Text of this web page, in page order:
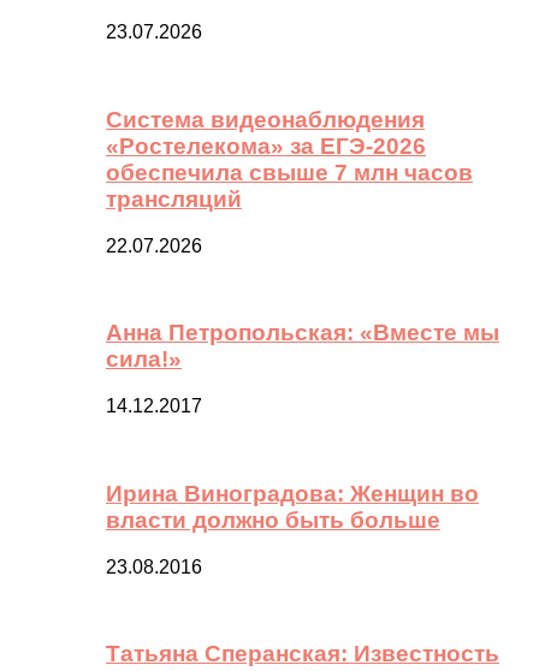
23.07.2026
Система видеонаблюдения
«Ростелекома» за ЕГЭ-2026
обеспечила свыше 7 млн часов
трансляций
22.07.2026
Анна Петропольская: «Вместе мы
сила!»
14.12.2017
Ирина Виноградова: Женщин во
власти должно быть больше
23.08.2016
Татьяна Сперанская: Известность